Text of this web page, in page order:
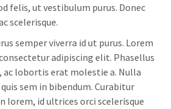
felis, ut vestibulum purus. Donec
scelerisque.
semper viverra id ut purus. Lorem
adipiscing elit. Phasellus
lobortis erat molestie a. Nulla
sem in bibendum. Curabitur
lorem, id ultrices orci scelerisque